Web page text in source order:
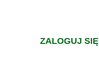
ZALOGUJ SIĘ